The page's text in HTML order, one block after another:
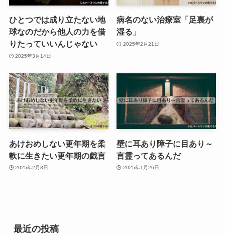
ひとつでは成り立たない地
球なのだから他人の力を借
りたっていいんじゃない
2025年3月14日
病名のない治療室「足裏が
湿る」
2025年2月21日
あけおめしない更年期を柔
軟に生きたい更年期の戯言
2025年2月8日
壁に耳あり障子に目あり～
言霊ってあるんだ
2025年1月26日
最近の投稿